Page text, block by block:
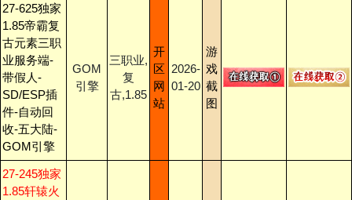
27-625独家
1.85帝霸复
古元素三职
业服务端-
带假人-
SD/ESP插
件-自动回
收-五大陆-
GOM引擎
GOM
引擎
三职业,
复
古,1.85
开
区
网
站
2026-
01-20
游
戏
截
图
27-245独家
1.85轩辕火